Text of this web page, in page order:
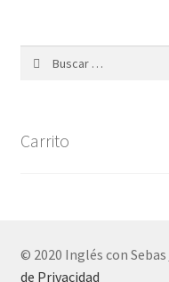
Carrito
© 2020 Inglés con Sebas
de Privacidad